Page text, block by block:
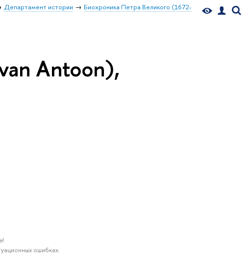
Департамент истории
Биохроника Петра Великого (1672-
Antoon),
ошибках.